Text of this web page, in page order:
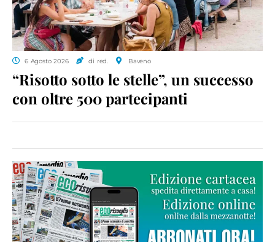
6 Agosto 2026 di red. Baveno
“Risotto sotto le stelle”, un successo
con oltre 500 partecipanti